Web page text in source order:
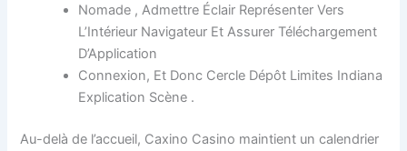
Nomade , Admettre Éclair Représenter Vers
L’Intérieur Navigateur Et Assurer Téléchargement
D’Application
Connexion, Et Donc Cercle Dépôt Limites Indiana
Explication Scène .
Au-delà de l’accueil, Caxino Casino maintient un calendrier